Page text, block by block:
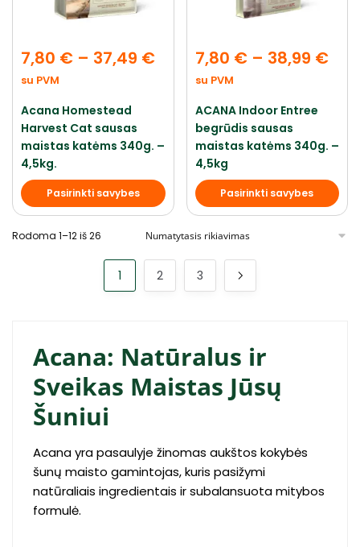
7,80 € – 37,49 €
su PVM
Acana Homestead
Harvest Cat sausas
maistas katėms 340g. –
4,5kg.
Pasirinkti savybes
7,80 € – 38,99 €
su PVM
ACANA Indoor Entree
begrūdis sausas
maistas katėms 340g. –
4,5kg
Pasirinkti savybes
Rodoma 1–12 iš 26
1 2 3
Acana: Natūralus ir
Sveikas Maistas Jūsų
Šuniui
Acana yra pasaulyje žinomas aukštos kokybės
šunų maisto gamintojas, kuris pasižymi
natūraliais ingredientais ir subalansuota mitybos
formulė.